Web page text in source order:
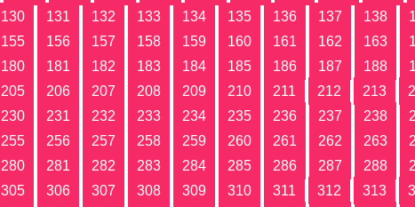
130 131 132 133 134 135 136 137 138
155 156 157 158 159 160 161 162 163
180 181 182 183 184 185 186 187 188
205 206 207 208 209 210 211 212 213
230 231 232 233 234 235 236 237 238
255 256 257 258 259 260 261 262 263
280 281 282 283 284 285 286 287 288
305 306 307 308 309 310 311 312 313